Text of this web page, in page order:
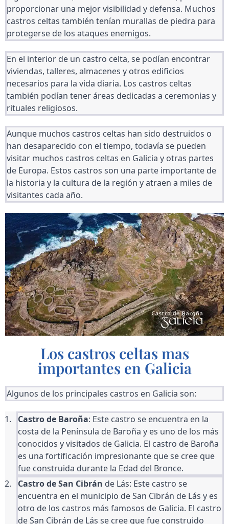
proporcionar una mejor visibilidad y defensa. Muchos
castros celtas también tenían murallas de piedra para
protegerse de los ataques enemigos.
En el interior de un castro celta, se podían encontrar
viviendas, talleres, almacenes y otros edificios
necesarios para la vida diaria. Los castros celtas
también podían tener áreas dedicadas a ceremonias y
rituales religiosos.
Aunque muchos castros celtas han sido destruidos o
han desaparecido con el tiempo, todavía se pueden
visitar muchos castros celtas en Galicia y otras partes
de Europa. Estos castros son una parte importante de
la historia y la cultura de la región y atraen a miles de
visitantes cada año.
Los castros celtas mas
importantes en Galicia
Algunos de los principales castros en Galicia son:
Castro de Baroña: Este castro se encuentra en la
costa de la Península de Baroña y es uno de los más
conocidos y visitados de Galicia. El castro de Baroña
es una fortificación impresionante que se cree que
fue construida durante la Edad del Bronce.
Castro de San Cibrán de Lás: Este castro se
encuentra en el municipio de San Cibrán de Lás y es
otro de los castros más famosos de Galicia. El castro
de San Cibrán de Lás se cree que fue construido